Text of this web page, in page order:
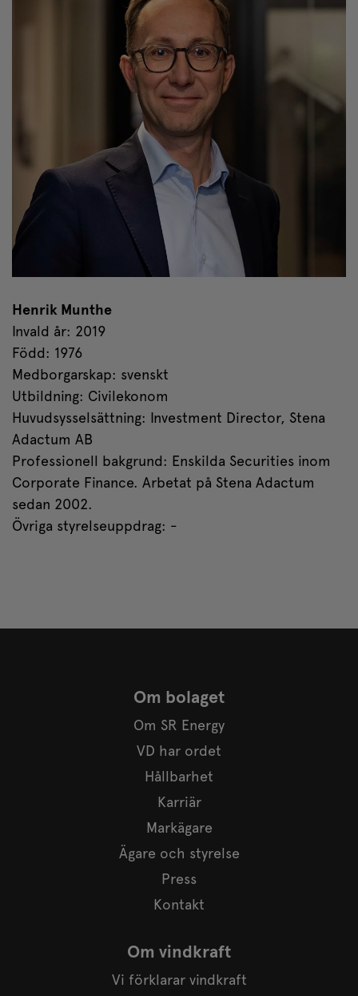
Henrik Munthe
Invald år: 2019
Född: 1976
Medborgarskap: svenskt
Utbildning: Civilekonom
Huvudsysselsättning: Investment Director, Stena
Adactum AB
Professionell bakgrund: Enskilda Securities inom
Corporate Finance. Arbetat på Stena Adactum
sedan 2002.
Övriga styrelseuppdrag: -
Om bolaget
Om SR Energy
VD har ordet
Hållbarhet
Karriär
Markägare
Ägare och styrelse
Press
Kontakt
Om vindkraft
Vi förklarar vindkraft